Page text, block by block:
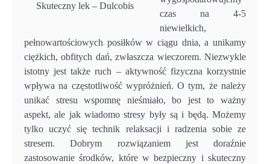
Skuteczny lek – Dulcobis
czas na 4-5
niewielkich,
pełnowartościowych posiłków w ciągu dnia, a unikamy
ciężkich, obfitych dań, zwłaszcza wieczorem. Niezwykle
istotny jest także ruch – aktywność fizyczna korzystnie
wpływa na częstotliwość wypróżnień. O tym, że należy
unikać stresu wspomnę nieśmiało, bo jest to ważny
aspekt, ale jak wiadomo stresy były są i będą. Możemy
tylko uczyć się technik relaksacji i radzenia sobie ze
stresem. Dobrym rozwiązaniem jest doraźnie
zastosowanie środków, które w bezpieczny i skuteczny